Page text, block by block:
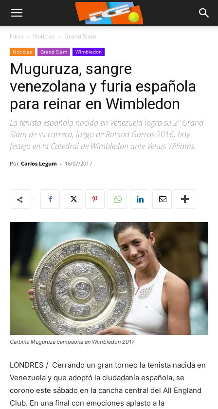
Inicio Noticias Grand Slam
Noticias Grand Slam Wimbledon
Muguruza, sangre
venezolana y furia española
para reinar en Wimbledon
La tenista española nacida en Venezuela logra su 2º Grand
Slam de su carrera, luego de Roland Garros 2016, hoy
festejo en la Catedral de Wimbledon ante Venus Wiliams.
Por Carlos Legum - 16/07/2017
Garbiñe Muguruza campeona en Wimbledon 2017
LONDRES / Cerrando un gran torneo la tenista nacida en
Venezuela y que adoptó la ciudadanía española, se
corono este sábado en la cancha central del All England
Club. En una final con emociones aplasto a la